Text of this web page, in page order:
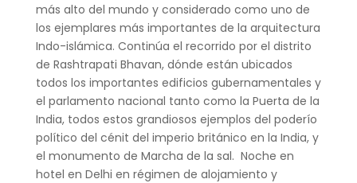
más alto del mundo y considerado como uno de
los ejemplares más importantes de la arquitectura
Indo-islámica. Continúa el recorrido por el distrito
de Rashtrapati Bhavan, dónde están ubicados
todos los importantes edificios gubernamentales y
el parlamento nacional tanto como la Puerta de la
India, todos estos grandiosos ejemplos del poderío
político del cénit del imperio británico en la India, y
el monumento de Marcha de la sal. Noche en
hotel en Delhi en régimen de alojamiento y